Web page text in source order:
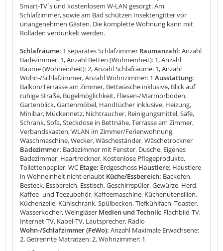
Smart-TV´s und kostenlosem W-LAN gesorgt. Am
Schlafzimmer, sowie am Bad schützen Insektengitter vor
unangenehmen Gästen. Die komplette Wohnung kann mit
Rolläden verdunkelt werden.
Schlafräume: 1 separates Schlafzimmer Raumanzahl: Anzahl
Badezimmer: 1, Anzahl Betten (Wohneinheit): 1, Anzahl
Räume (Wohneinheit): 2, Anzahl Schlafräume: 1, Anzahl
Wohn-/Schlafzimmer, Anzahl Wohnzimmer: 1 Ausstattung:
Balkon/Terrasse am Zimmer, Bettwäsche inklusive, Blick auf
ruhige Straße, Bügelmöglichkeit, Fliesen-/Marmorboden,
Gartenblick, Gartenmöbel, Handtücher inklusive, Heizung,
Minibar, Mückennetz, Nichtraucher, Reinigungsmittel, Safe,
Schrank, Sofa, Steckdose in Bettnähe, Terrasse am Zimmer,
Verbandskasten, WLAN im Zimmer/Ferienwohnung,
Waschmaschine, Wecker, Wäscheständer, Wäschetrockner
Badezimmer: Badezimmer mit Fenster, Dusche, Eigenes
Badezimmer, Haartrockner, Kostenlose Pflegeprodukte,
Toilettenpapier, WC Etage: Erdgeschoss Haustiere: Haustiere
in Wohneinheit nicht erlaubt Küche/Essbereich: Backofen,
Besteck, Essbereich, Esstisch, Geschirrspüler, Gewürze, Herd,
Kaffee- und Teezubehör, Kaffeemaschine, Küchenutensilien,
Küchenzeile, Kühlschrank, Spülbecken, Tiefkühlfach, Toaster,
Wasserkocher, Weingläser Medien und Technik: Flachbild-TV,
Internet-TV, Kabel-TV, Lautsprecher, Radio
Wohn-/Schlafzimmer (FeWo): Anzahl Maximale Erwachsene:
2, Getrennte Matratzen: 2, Wohnzimmer: 1